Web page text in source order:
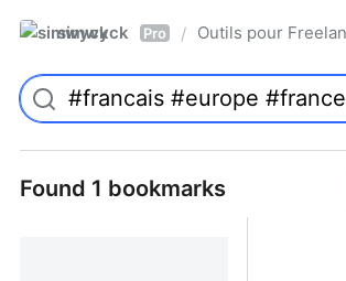
simwyck Pro / Outils pour
Found 1 bookmarks